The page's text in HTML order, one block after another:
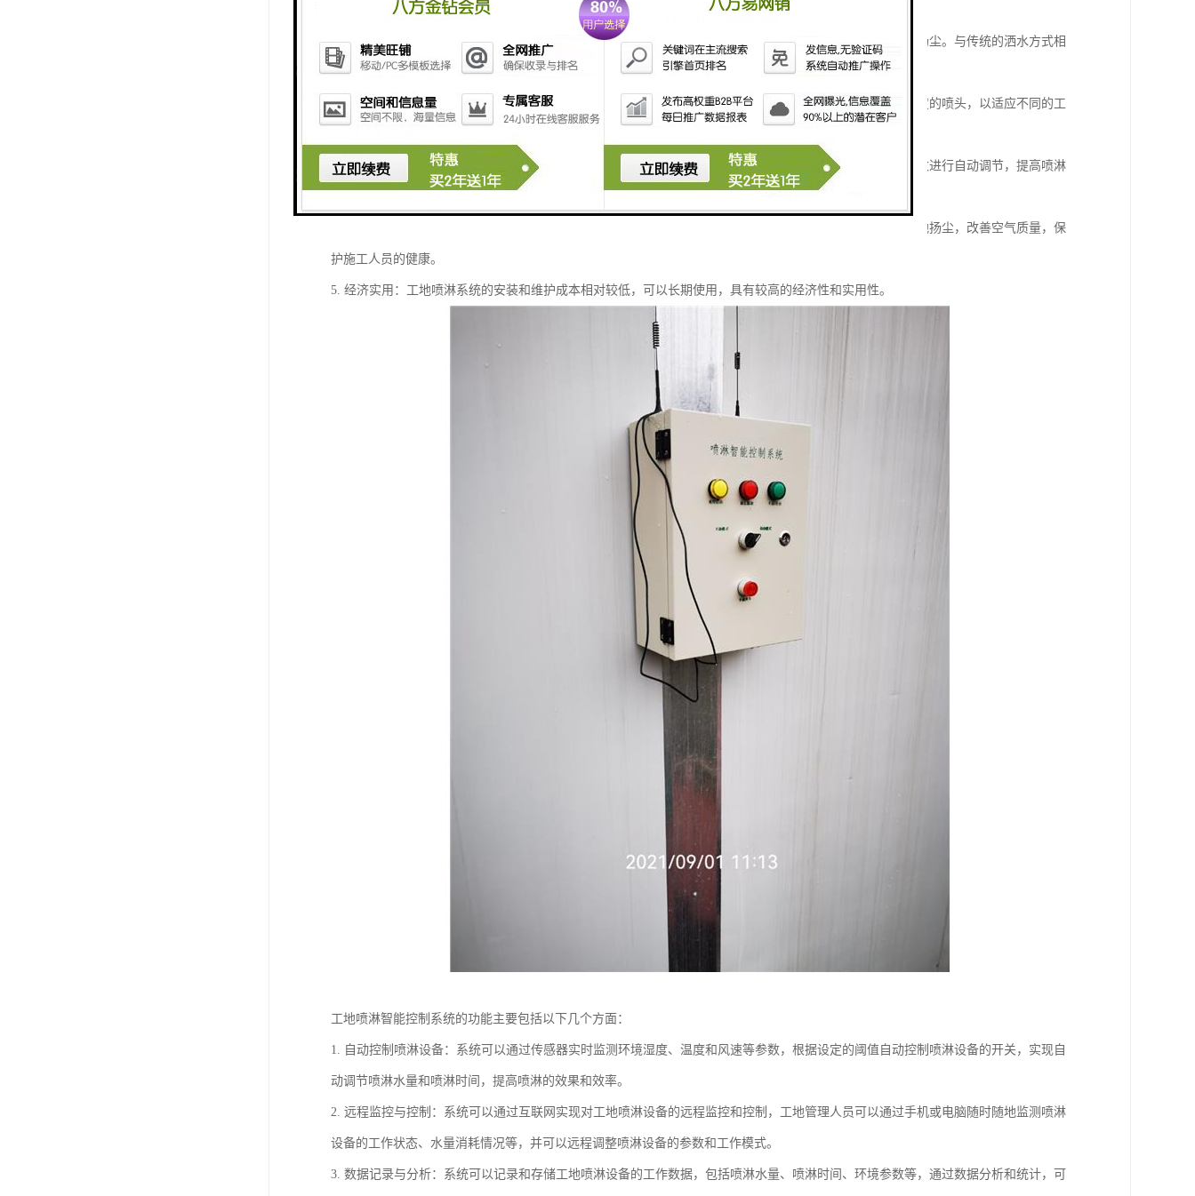
工地喷淋系统是一种用于降低工地扬尘、降温等目的的设备。它具有以下特点：
1. 节能：工地喷淋系统采用高压喷嘴，可以将水雾细化成微小的水滴，使其与空气充分接触，从而有效降低扬尘。与传统的洒水方式相
比，工地喷淋系统可以节约大量的水资源。
2. 灵活多样：工地喷淋系统可以根据不同的工地需求进行灵活布置，可以设置固定式、移动式或者可调节角度的喷头，以适应不同的工
3. 自动化控制：工地喷淋系统可以通过自动化控制系统进行智能化操作，可以根据环境条件、施工时间等参数进行自动调节，提高喷淋
4. 环保节能：工地喷淋系统使用的是清洁的水资源，产生污染物，对环境友好。同时，喷淋系统可以降低工地扬尘，改善空气质量，保
护施工人员的健康。
5. 经济实用：工地喷淋系统的安装和维护成本相对较低，可以长期使用，具有较高的经济性和实用性。
工地喷淋智能控制系统的功能主要包括以下几个方面：
1. 自动控制喷淋设备：系统可以通过传感器实时监测环境湿度、温度和风速等参数，根据设定的阈值自动控制喷淋设备的开关，实现自
动调节喷淋水量和喷淋时间，提高喷淋的效果和效率。
2. 远程监控与控制：系统可以通过互联网实现对工地喷淋设备的远程监控和控制，工地管理人员可以通过手机或电脑随时随地监测喷淋
设备的工作状态、水量消耗情况等，并可以远程调整喷淋设备的参数和工作模式。
3. 数据记录与分析：系统可以记录和存储工地喷淋设备的工作数据，包括喷淋水量、喷淋时间、环境参数等，通过数据分析和统计，可